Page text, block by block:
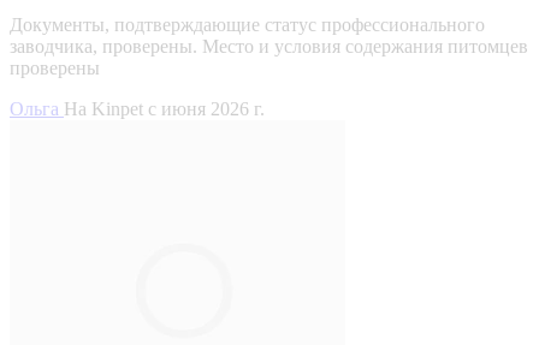
Документы, подтверждающие статус профессионального
заводчика, проверены. Место и условия содержания питомцев
проверены
Ольга На Kinpet c июня 2026 г.